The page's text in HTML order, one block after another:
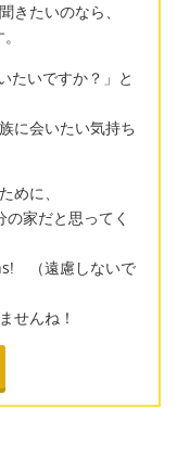
きたいのなら、
たいですか？」と
に会いたい気持ち
めに、
家だと思ってく
（遠慮しないで
せんね！